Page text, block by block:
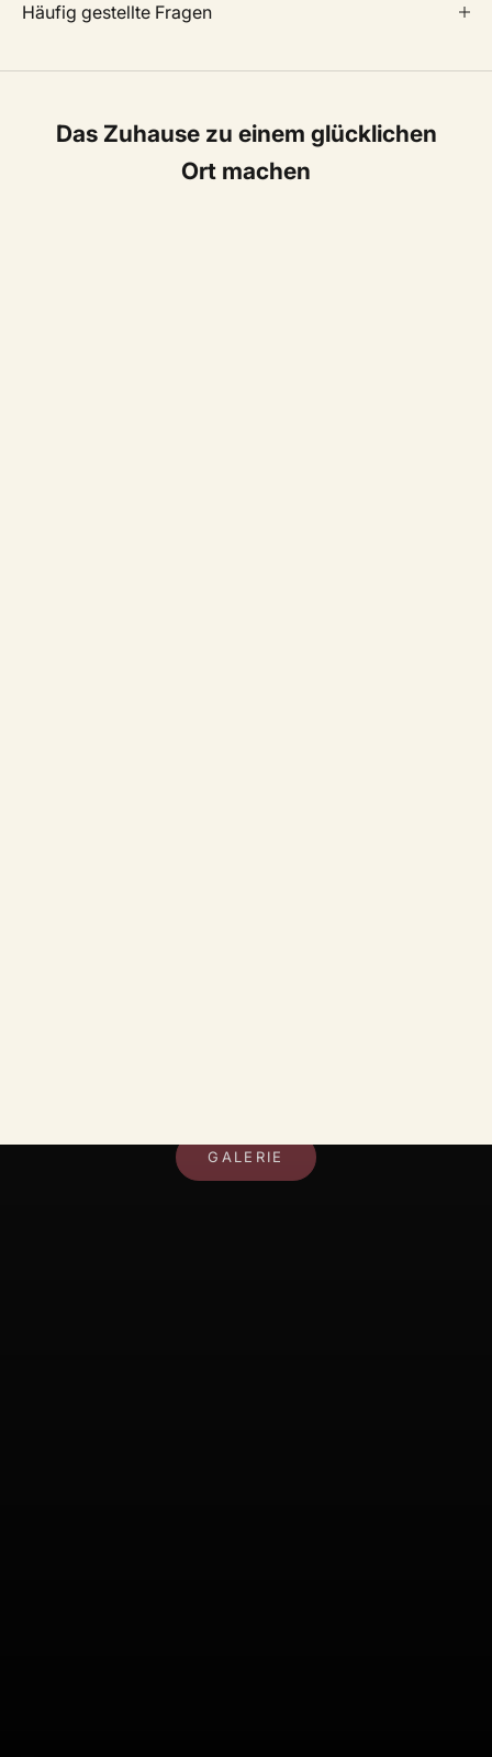
Häufig gestellte Fragen
Das Zuhause zu einem glücklichen
Ort machen
GALERIE